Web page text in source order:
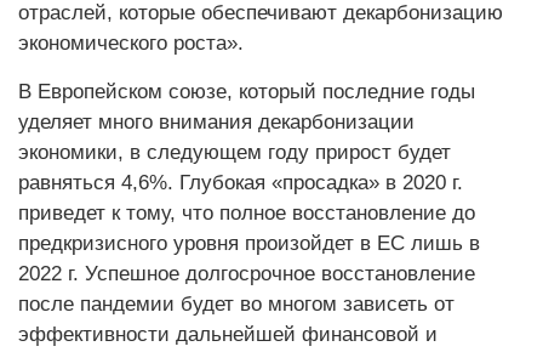
отраслей, которые обеспечивают декарбонизацию
экономического роста».
В Европейском союзе, который последние годы
уделяет много внимания декарбонизации
экономики, в следующем году прирост будет
равняться 4,6%. Глубокая «просадка» в 2020 г.
приведет к тому, что полное восстановление до
предкризисного уровня произойдет в ЕС лишь в
2022 г. Успешное долгосрочное восстановление
после пандемии будет во многом зависеть от
эффективности дальнейшей финансовой и